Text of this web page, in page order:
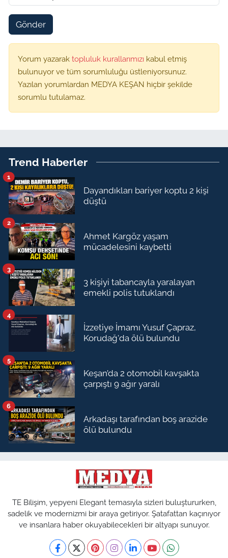
Gönder
Yorum yazarak topluluk kurallarımızı kabul etmiş
bulunuyor ve tüm sorumluluğu üstleniyorsunuz.
Yazılan yorumlardan MEDYA KEŞAN hiçbir şekilde
sorumlu tutulamaz.
Trend Haberler
Dayandıkları bariyer koptu 2 kişi
düştü
1
Ahmet Kargöz yaşam
mücadelesini kaybetti
2
3 kişiyi tabancayla yaralayan
emekli polis tutuklandı
3
İzzetiye İmamı Yusuf Çapraz,
Korudağ'da ölü bulundu
4
Keşan’da 2 otomobil kavşakta
çarpıştı 9 ağır yaralı
5
Arkadaşı tarafından boş arazide
ölü bulundu
6
TE Bilişim, yepyeni Elegant temasıyla sizleri buluştururken,
sadelik ve modernizmi bir araya getiriyor. Şatafattan kaçınıyor
ve insanlara haber okuyabilecekleri bir altyapı sunuyor.